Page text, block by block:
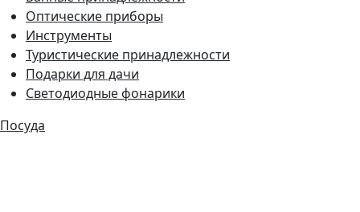
Оптические приборы
Инструменты
Туристические принадлежности
Подарки для дачи
Светодиодные фонарики
Посуда